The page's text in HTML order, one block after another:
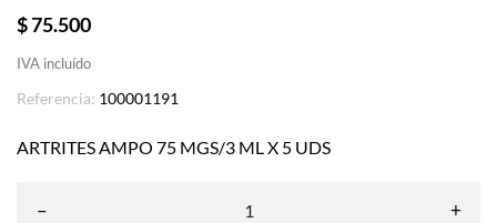
$ 75.500
IVA incluído
Referencia: 100001191
ARTRITES AMPO 75 MGS/3 ML X 5 UDS
– +